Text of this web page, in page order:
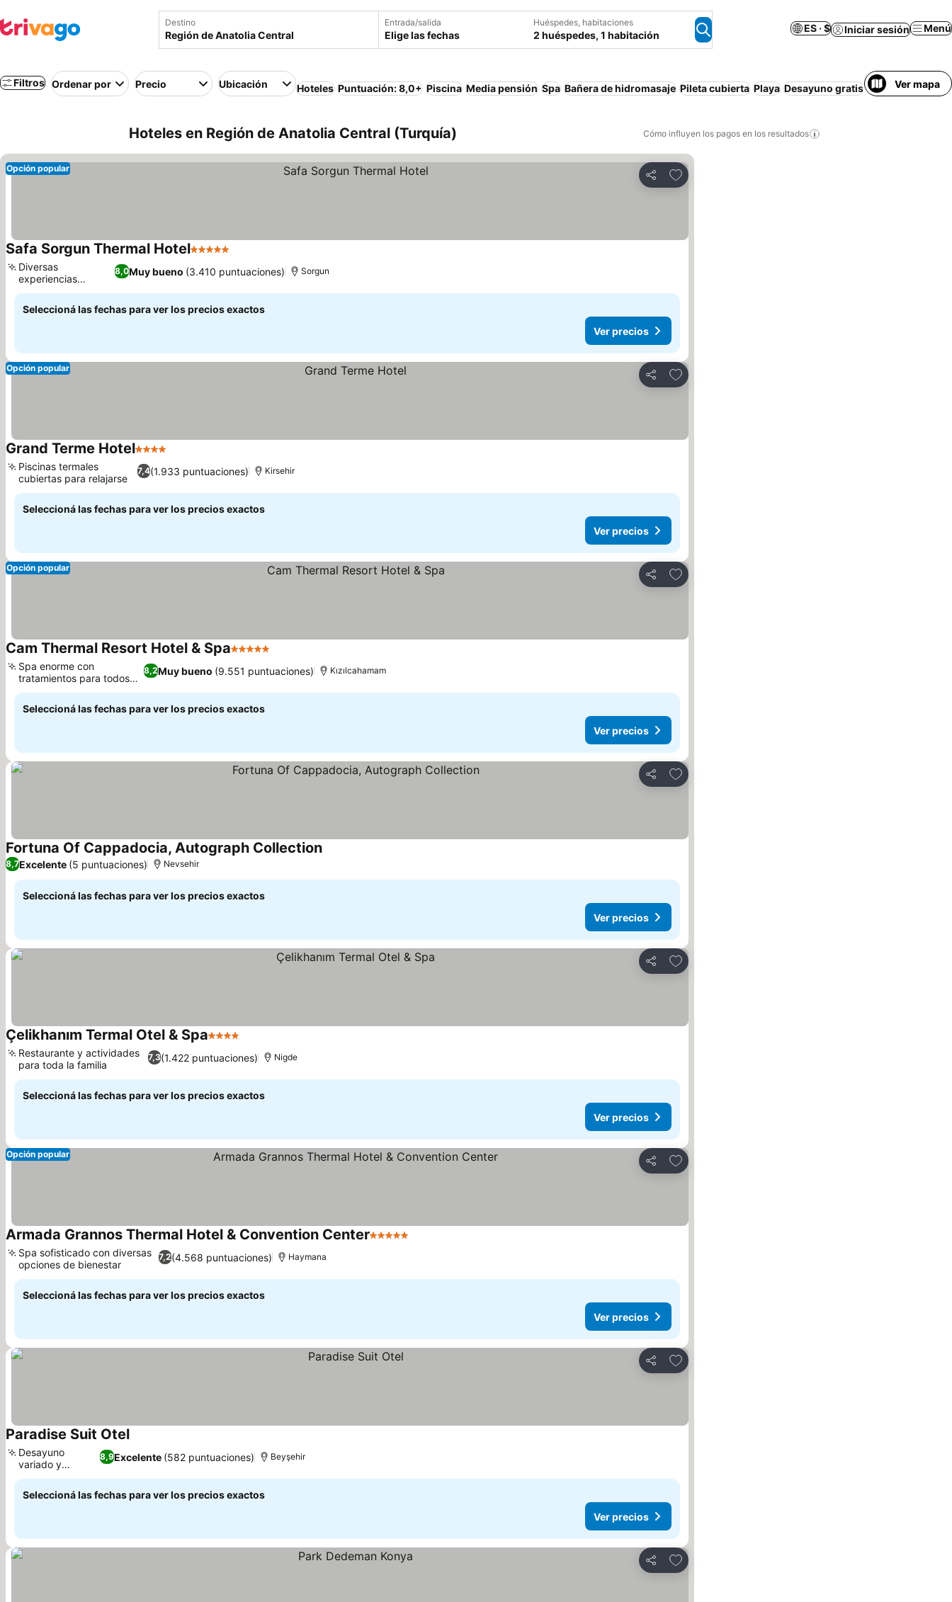
Destino Entrada/salida
Elige las fechas
Huéspedes, habitaciones
2 huéspedes, 1 habitación
ES · $ Iniciar sesión Menú
Filtros Ordenar por Precio Ubicación Hoteles Puntuación: 8,0+ Piscina Media pensión Spa Bañera de hidromasaje Pileta cubierta Playa Desayuno gratis ResortVer mapa
Hoteles en Región de Anatolia Central (Turquía) Cómo influyen los pagos en los resultados
Compartir
Añadir a favoritos
Opción popular
Safa Sorgun Thermal Hotel5 Estrellas
8,0Muy bueno (3.410 puntuaciones)
Diversas
experiencias
gastronómicas
Sorgun
Seleccioná las fechas para ver los precios exactos
Ver precios
Compartir
Añadir a favoritos
Opción popular
Grand Terme Hotel4 Estrellas
7,4(1.933 puntuaciones)
Piscinas termales
cubiertas para relajarse
Kirsehir
Seleccioná las fechas para ver los precios exactos
Ver precios
Compartir
Añadir a favoritos
Opción popular
Cam Thermal Resort Hotel & Spa5 Estrellas
8,2Muy bueno (9.551 puntuaciones)
Spa enorme con
tratamientos para todos
los gustos
Kızılcahamam
Seleccioná las fechas para ver los precios exactos
Ver precios
Compartir
Añadir a favoritos
Fortuna Of Cappadocia, Autograph CollectionVer precios
8,7Excelente (5 puntuaciones) Nevsehir
Seleccioná las fechas para ver los precios exactos
Ver precios
Compartir
Añadir a favoritos
Çelikhanım Termal Otel & Spa4 Estrellas
7,3(1.422 puntuaciones)
Restaurante y actividades
para toda la familia
Nigde
Seleccioná las fechas para ver los precios exactos
Ver precios
Compartir
Añadir a favoritos
Opción popular
Armada Grannos Thermal Hotel & Convention Center5 Estrellas
7,2(4.568 puntuaciones)
Spa sofisticado con diversas
opciones de bienestar
Haymana
Seleccioná las fechas para ver los precios exactos
Ver precios
Compartir
Añadir a favoritos
Paradise Suit OtelVer precios
8,9Excelente (582 puntuaciones)
Desayuno
variado y
delicioso
Beyşehir
Seleccioná las fechas para ver los precios exactos
Ver precios
Compartir
Añadir a favoritos